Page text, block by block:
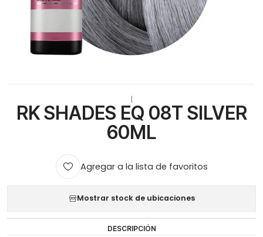
RK SHADES EQ 08T SILVER
60ML
Agregar a la lista de favoritos
Mostrar stock de ubicaciones
DESCRIPCIÓN